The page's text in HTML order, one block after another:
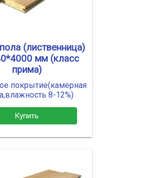
(лиственница)
мм (класс
прима)
покрытие(камерная
8-12%)
Купить